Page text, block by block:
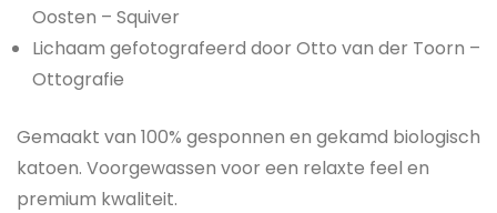
Oosten – Squiver
Lichaam gefotografeerd door Otto van der Toorn –
Ottografie
Gemaakt van 100% gesponnen en gekamd biologisch
katoen. Voorgewassen voor een relaxte feel en
premium kwaliteit.